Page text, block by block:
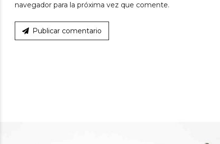
navegador para la próxima vez que comente.
Publicar comentario